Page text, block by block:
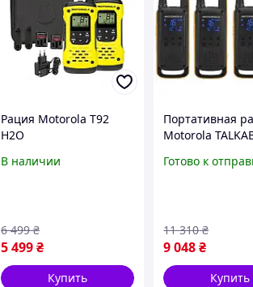
Рация Motorola T92
H2O
трубка IP67
В наличии
5 499₴
6 499 ₴
Купить
Портативная
Motorola
Yellow Black
Готово к
9 048₴
11 310 ₴
Купить